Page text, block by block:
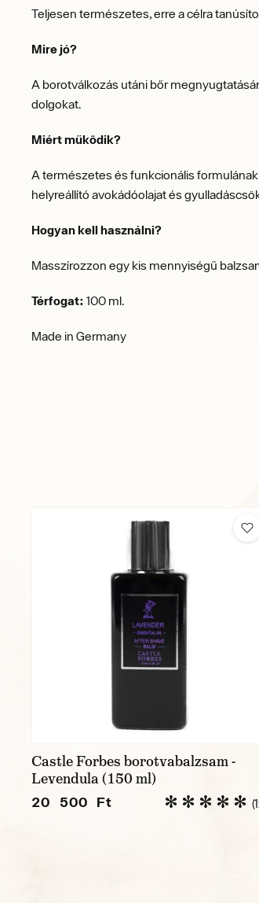
Teljesen természetes, erre a célra
Mire jó?
A borotválkozás utáni bőr
dolgokat.
Miért működik?
A természetes és funkcionális
helyreállító avokádóolajat és
Hogyan kell használni?
Masszírozzon egy kis mennyiségű
Térfogat: 100 ml.
Made in Germany
Castle Forbes borotvabalzsam -
Levendula (150 ml)
20 500 Ft